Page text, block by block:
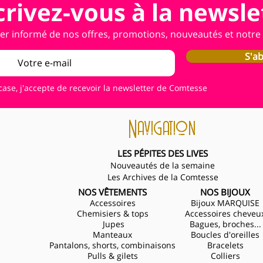
vous à la
informé de nos offres, promotions, nouveautés et notre
j'accepte de recevoir la newsletter de Comtesse
Navigation
LES PÉPITES DES LIVES
Nouveautés de la semaine
Les Archives de la Comtesse
NOS BIJOUX
Bijoux MARQUISE
Accessoires
Bagues, broches...
Boucles d'oreilles
Bracelets
Colliers
NOS VÊTEMENTS
Accessoires
Chemisiers & tops
Jupes
Manteaux
Pantalons, shorts, combinaisons
Pulls & gilets